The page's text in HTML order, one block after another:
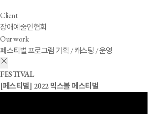
Client
장애예술인협회
Our work
페스티벌 프로그램 기획 / 캐스팅 / 운영
FESTIVAL
[페스티벌] 2022 믹스볼 페스티벌